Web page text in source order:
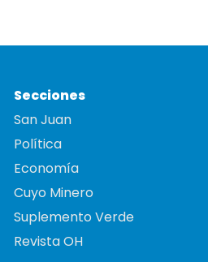
Secciones
San Juan
Política
Economía
Cuyo Minero
Suplemento Verde
Revista OH